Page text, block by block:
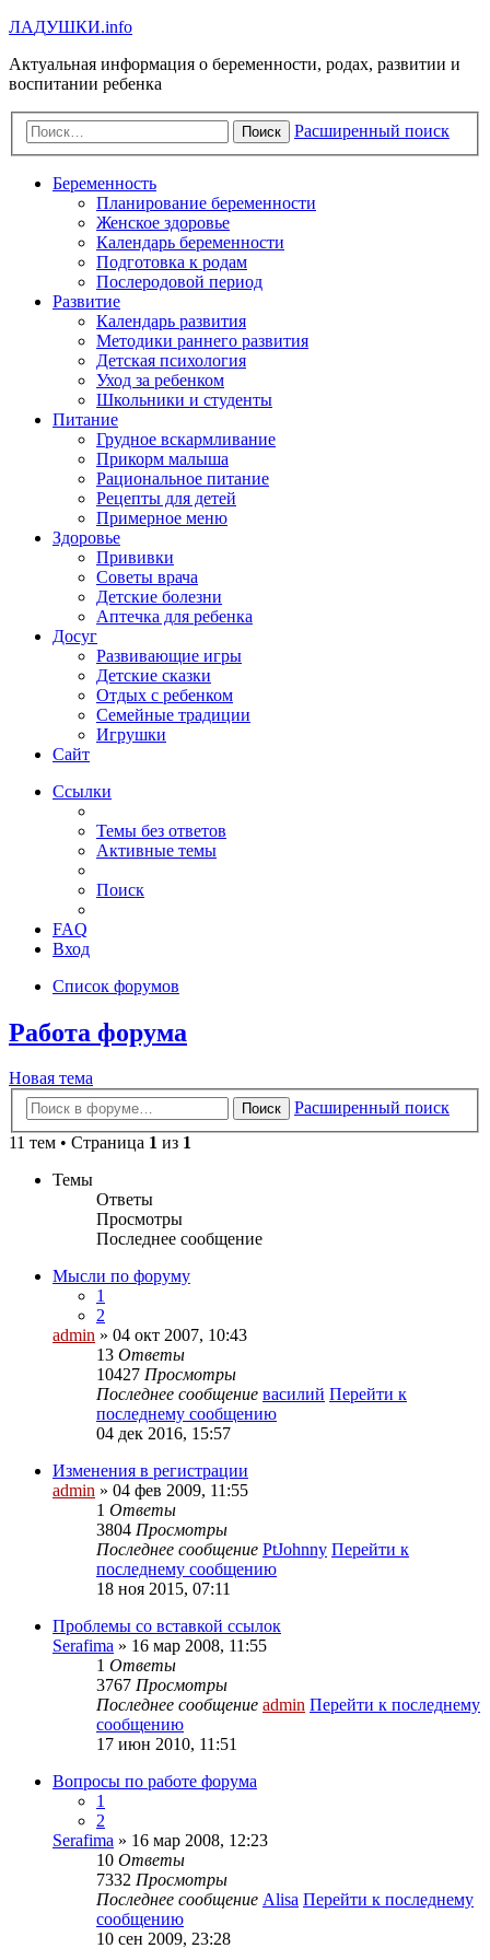
ЛАДУШКИ.info
Актуальная информация о беременности, родах, развитии и
воспитании ребенка
Поиск Расширенный поиск
Беременность
Планирование беременности
Женское здоровье
Календарь беременности
Подготовка к родам
Послеродовой период
Развитие
Календарь развития
Методики раннего развития
Детская психология
Уход за ребенком
Школьники и студенты
Питание
Грудное вскармливание
Прикорм малыша
Рациональное питание
Рецепты для детей
Примерное меню
Здоровье
Прививки
Советы врача
Детские болезни
Аптечка для ребенка
Досуг
Развивающие игры
Детские сказки
Отдых с ребенком
Семейные традиции
Игрушки
Сайт
Ссылки
Темы без ответов
Активные темы
Поиск
FAQ
Вход
Список форумов
Работа форума
Новая тема
Поиск
Расширенный поиск
11 тем • Страница 1 из 1
Темы
Ответы
Просмотры
Последнее сообщение
Мысли по форуму
1
2
admin » 04 окт 2007, 10:43
13 Ответы
10427 Просмотры
Последнее сообщение василий Перейти к
последнему сообщению
04 дек 2016, 15:57
Изменения в регистрации
admin » 04 фев 2009, 11:55
1 Ответы
3804 Просмотры
Последнее сообщение PtJohnny Перейти к
последнему сообщению
18 ноя 2015, 07:11
Проблемы со вставкой ссылок
Serafima » 16 мар 2008, 11:55
1 Ответы
3767 Просмотры
Последнее сообщение admin Перейти к последнему
сообщению
17 июн 2010, 11:51
Вопросы по работе форума
1
2
Serafima » 16 мар 2008, 12:23
10 Ответы
7332 Просмотры
Последнее сообщение Alisa Перейти к последнему
сообщению
10 сен 2009, 23:28